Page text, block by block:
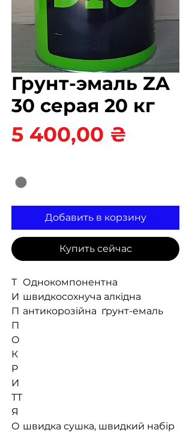
Грунт-эмаль ZA
30 серая 20 кг
5 400,00 ₴
Добавить в корзину
Купить сейчас
Т
И
П
П
О
К
Р
И
ТТ
Я
Однокомпонентна
швидкосохнуча алкідна
антикорозійна ґрунт-емаль
О швидка сушка, швидкий набір